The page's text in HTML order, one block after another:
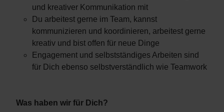
und kreativer Kommunikation mit
Du arbeitest gerne im Team, kannst
kommunizieren und koordinieren, arbeitest gerne
kreativ und bist offen für neue Dinge
Engagement und selbstständiges Arbeiten sind
für Dich ebenso selbstverständlich wie Teamwork
Was haben wir für Dich?